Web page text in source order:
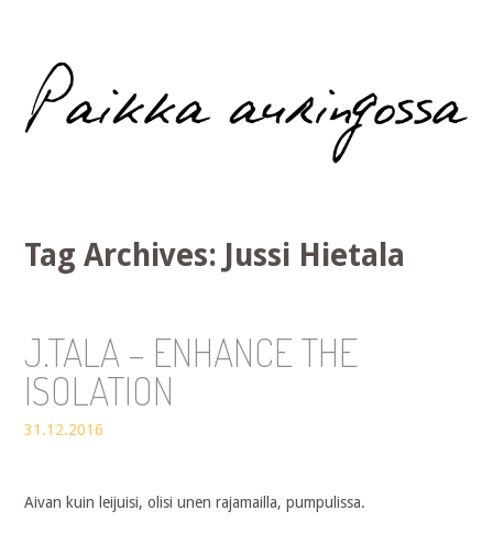
Paikka auringossa
Tag Archives: Jussi Hietala
J.TALA – ENHANCE THE
ISOLATION
31.12.2016
Aivan kuin leijuisi, olisi unen rajamailla, pumpulissa.